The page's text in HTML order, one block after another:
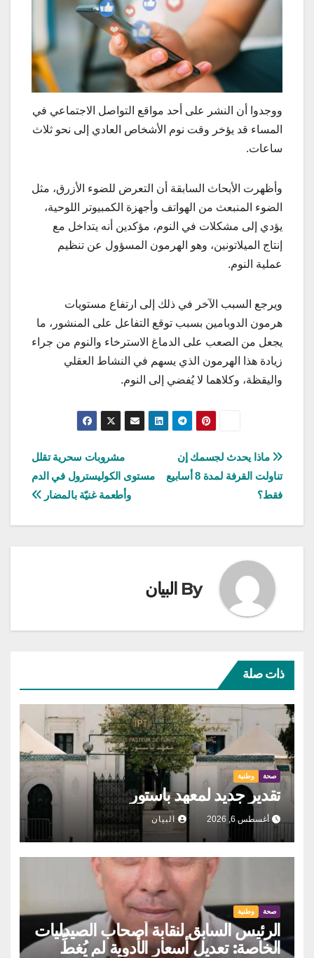
ووجدوا أن النشر على أحد مواقع التواصل الاجتماعي في
المساء قد يؤخر وقت نوم الأشخاص العادي إلى نحو ثلاث
ساعات.
وأظهرت الأبحاث السابقة أن التعرض للضوء الأزرق، مثل
الضوء المنبعث من الهواتف وأجهزة الكمبيوتر اللوحية،
يؤدي إلى مشكلات في النوم، مؤكدين أنه يتداخل مع
إنتاج الميلاتونين، وهو الهرمون المسؤول عن تنظيم
عملية النوم.
ويرجع السبب الآخر في ذلك إلى ارتفاع مستويات
هرمون الدوبامين بسبب توقع التفاعل على المنشور، ما
يجعل من الصعب على الدماغ الاسترخاء والنوم من جراء
زيادة هذا الهرمون الذي يسهم في النشاط العقلي
واليقظة، وكلاهما لا يُفضي إلى النوم.
تصفّح
المقالات
مشروبات سحرية تقلل
مستوى الكوليسترول في الدم
وأطعمة غنيّة بالمضار
ماذا يحدث لجسمك إن
تناولت القرفة لمدة 8 أسابيع
فقط؟
By البيان
ذات صلة
صحة وطنية
تقدير جديد لمعهد باستور
أغسطس 6, 2026 البيان
صحة وطنية
الرئيس السابق لنقابة أصحاب الصيدليات
الخاصة: تعديل أسعار الأدوية لم يُغطِّ